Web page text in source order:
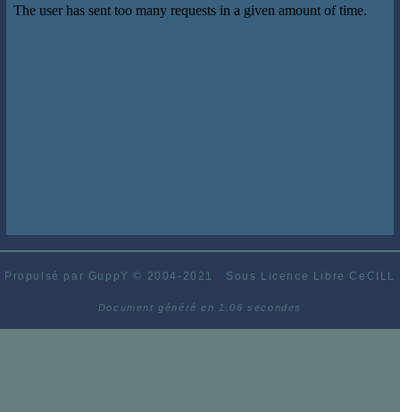
Propulsé par GuppY© 2004-2021 Sous Licence Libre CeCILL
Document généré en 1.06 secondes